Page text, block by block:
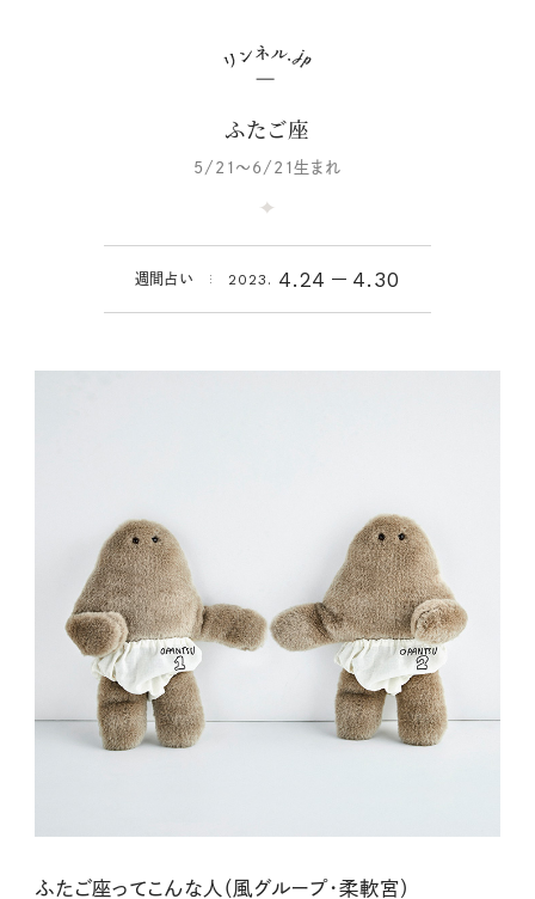
ふたご座
5/21～6/21生まれ
週間占い 2023. 4.24 4.30
ふたご座ってこんな人（風グループ・柔軟宮）